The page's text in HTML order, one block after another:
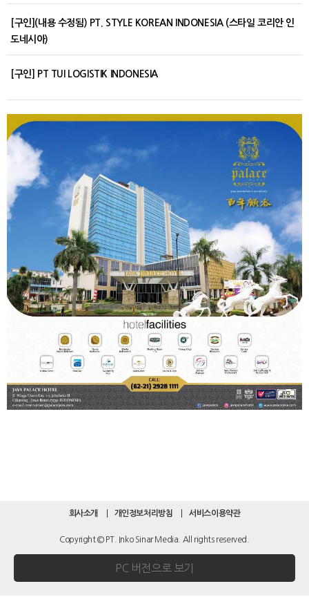
[구인](내용 수정됨) PT. STYLE KOREAN INDONESIA (스타일 코리안 인
도네시아)
[구인] PT TUI LOGISTIK INDONESIA
회사소개 개인정보처리방침 서비스이용약관
Copyright © PT. Inko Sinar Media. All rights reserved.
PC 버전으로 보기